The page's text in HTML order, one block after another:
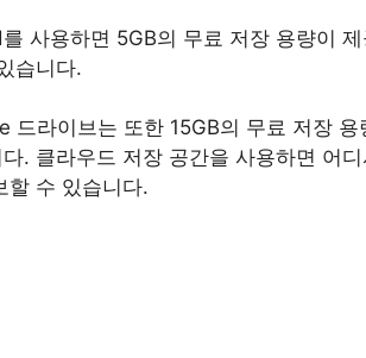
사용하면 5GB의 무료 저장 용량이
습니다.
드라이브는 또한 15GB의 무료 저장
다. 클라우드 저장 공간을 사용하면 어
할 수 있습니다.